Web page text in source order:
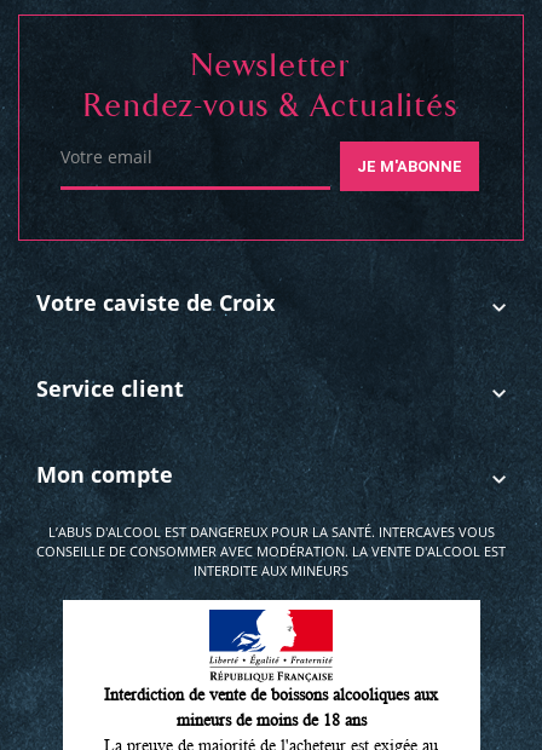
Votre caviste de Croix
Service client
Mon compte
Newsletter
Rendez-vous & Actualités
Votre email JE M'ABONNE
L’ABUS D'ALCOOL EST DANGEREUX POUR LA SANTÉ. INTERCAVES VOUS
CONSEILLE DE CONSOMMER AVEC MODÉRATION. LA VENTE D'ALCOOL EST
INTERDITE AUX MINEURS
Interdiction de vente de boissons alcooliques aux
mineurs de moins de 18 ans
La preuve de majorité de l'acheteur est exigée au